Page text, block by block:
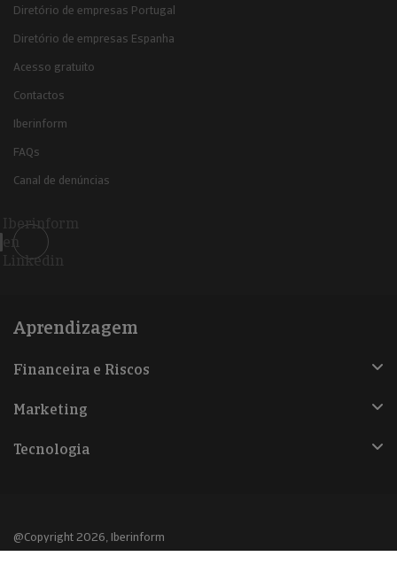
Diretório de empresas Portugal
Diretório de empresas Espanha
Acesso gratuito
Contactos
Iberinform
FAQs
Canal de denúncias
Iberinform
en
Linkedin
Aprendizagem
Financeira e Riscos
Marketing
Tecnologia
@Copyright 2026, Iberinform